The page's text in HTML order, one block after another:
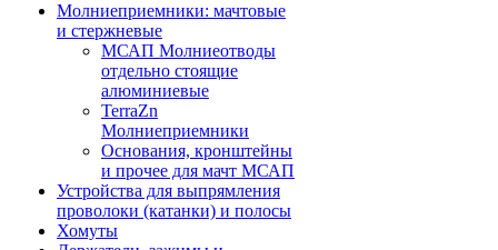
Молниеприемники: мачтовые
и стержневые
МСАП Молниеотводы
отдельно стоящие
алюминиевые
TerraZn
Молниеприемники
Основания, кронштейны
и прочее для мачт МСАП
Устройства для выпрямления
проволоки (катанки) и полосы
Хомуты